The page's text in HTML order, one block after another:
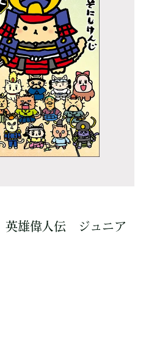
英雄偉人伝 ジュニア